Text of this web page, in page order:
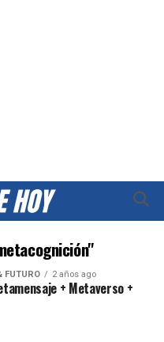
FUTURO 2 años ago
+ Metaverso +